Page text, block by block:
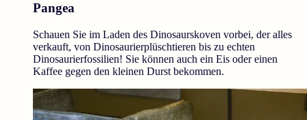
Pangea
Schauen Sie im Laden des Dinosaurskoven vorbei, der alles
verkauft, von Dinosaurierplüschtieren bis zu echten
Dinosaurierfossilien! Sie können auch ein Eis oder einen
Kaffee gegen den kleinen Durst bekommen.